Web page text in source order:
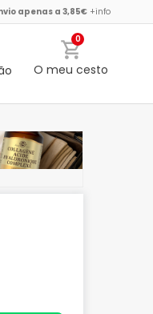
apenas a 3,85€ +info
0
O meu cesto